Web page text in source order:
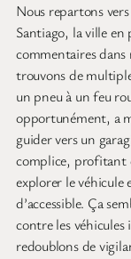
Nous repartons
Santiago, la ville en
commentaires
trouvons de
un pneu à un feu
opportunément, a
guider vers un
complice, profitant
explorer le
d’accessible. Ça
contre les véhicules
redoublons de